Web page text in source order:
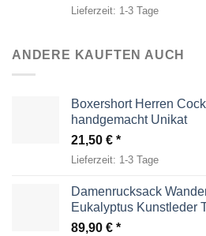
Lieferzeit: 1-3 Tage
ANDERE KAUFTEN AUCH
Boxershort Herren
handgemacht Unikat
21,50 €
Lieferzeit: 1-3 Tage
Damenrucksack
Eukalyptus Kunstleder
89,90 €